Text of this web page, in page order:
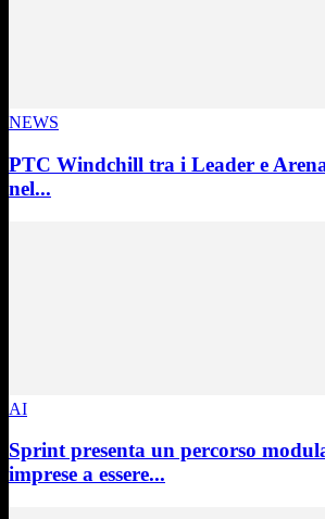
NEWS
PTC Windchill tra i Leader e
nel...
AI
Sprint presenta un percorso
imprese a essere...